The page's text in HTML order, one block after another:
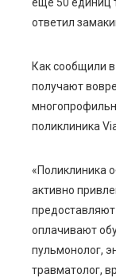
еще 50 единиц
ответил
Как сообщили
получают
поликлиника
«Поликлиника
активно
оплачивают
пульмонолог,
травматолог,